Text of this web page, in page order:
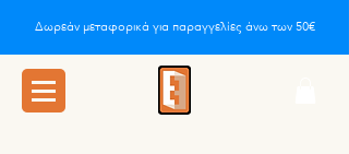
Δωρεάν μεταφορικά για παραγγελίες άνω των 50€